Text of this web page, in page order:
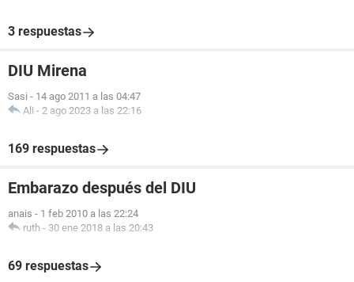
3 respuestas
DIU Mirena
Sasi - 14 ago 2011 a las 04:47
Ali - 2 ago 2023 a las 22:16
169 respuestas
Embarazo después del DIU
anais - 1 feb 2010 a las 22:24
ruth - 30 ene 2018 a las 20:43
69 respuestas